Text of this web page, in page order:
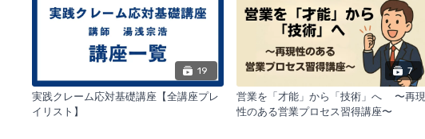
19
実践クレーム応対基礎講座【全講座プレ
イリスト】
7
営業を「才能」から「技術」へ 〜再現
性のある営業プロセス習得講座〜